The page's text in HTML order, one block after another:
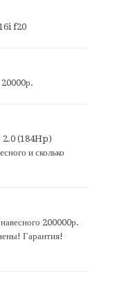
f20
20000р.
2.0 (184Hp)
и сколько
200000р.
Гарантия!